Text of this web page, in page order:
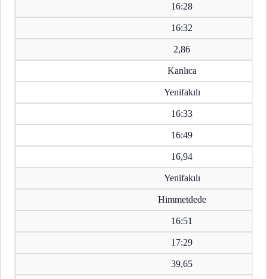
16:28
16:32
2,86
Kanlıca
Yenifakılı
16:33
16:49
16,94
Yenifakılı
Himmetdede
16:51
17:29
39,65